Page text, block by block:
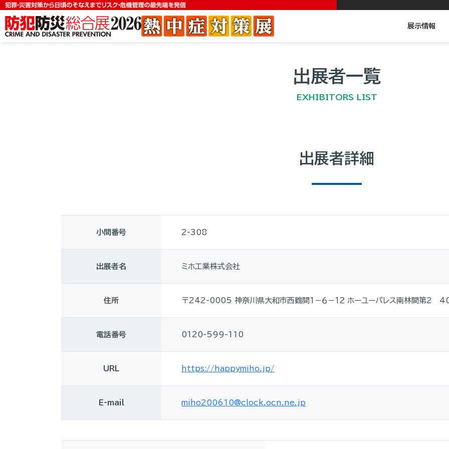
展示情報
出展者一覧
EXHIBITORS LIST
出展者詳細
小間番号 2-308
出展者名 ミホ工業株式会社
住所 〒242-0005 神奈川県大和市西鶴間１－６－１２ ホーユーパレス南林間第2
電話番号 0120-599-110
URL https://happymiho.jp/
E-mail miho200610@clock.ocn.ne.jp